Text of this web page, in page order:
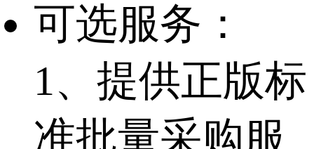
可选服务：
1、提供正版标
准批量采购服